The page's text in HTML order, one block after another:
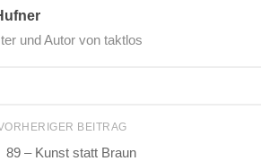
und Autor von taktlos
BEITRAG
89 – Kunst statt Braun